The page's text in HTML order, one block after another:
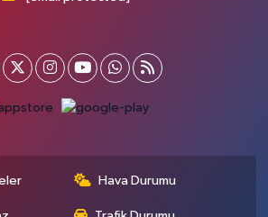
Hava Durumu